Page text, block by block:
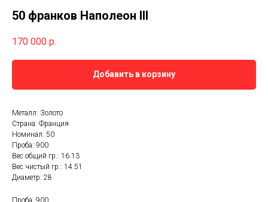
50 франков Наполеон III
170 000 р.
Добавить в корзину
Металл: Золото
Страна: Франция
Номинал: 50
Проба: 900
Вес общий гр.: 16.13
Вес чистый гр.: 14.51
Диаметр: 28
Проба: 900